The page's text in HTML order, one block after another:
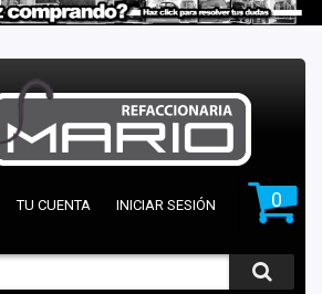
0
TU CUENTA INICIAR SESIÓN